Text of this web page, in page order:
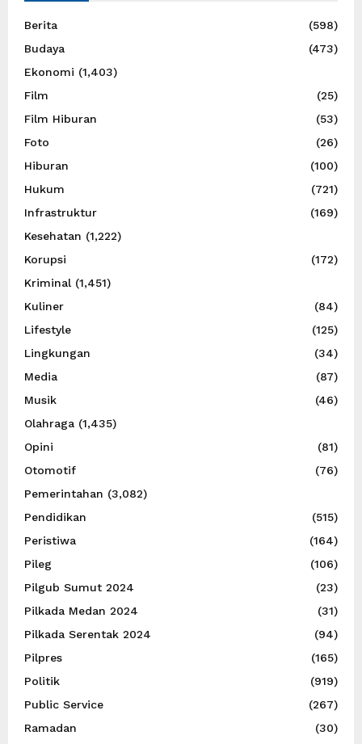
Berita
(598)
Budaya
(473)
Ekonomi (1,403)
Film
(25)
Film Hiburan
(53)
Foto
(26)
Hiburan
(100)
Hukum
(721)
Infrastruktur
(169)
Kesehatan (1,222)
Korupsi
(172)
Kriminal (1,451)
Kuliner
(84)
Lifestyle
(125)
Lingkungan
(34)
Media
(87)
Musik
(46)
Olahraga (1,435)
Opini
(81)
Otomotif
(76)
Pemerintahan (3,082)
Pendidikan
(515)
Peristiwa
(164)
Pileg
(106)
Pilgub Sumut 2024
(23)
Pilkada Medan 2024
(31)
Pilkada Serentak 2024
(94)
Pilpres
(165)
Politik
(919)
Public Service
(267)
Ramadan
(30)